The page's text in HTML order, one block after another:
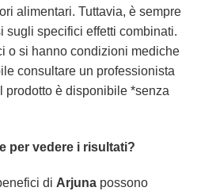
alimentari. Tuttavia, è sempre
sugli specifici effetti combinati.
o si hanno condizioni mediche
consultare un professionista
prodotto è disponibile *senza
per vedere i risultati?
di Arjunapossono